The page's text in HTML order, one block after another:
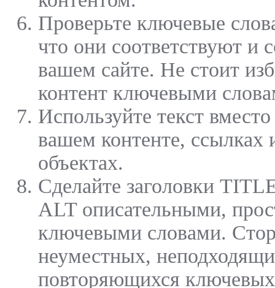
Проверьте ключевые
что они соответствуют и
вашем сайте. Не стоит
контент ключевыми
Используйте текст
вашем контенте, ссылках
объектах.
Сделайте заголовки
ALT описательными,
ключевыми словами.
неуместных,
повторяющихся